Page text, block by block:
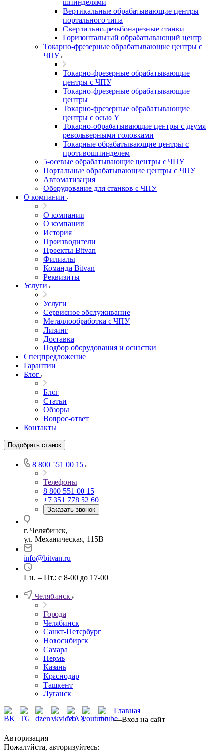
шпинделями
Вертикальные обрабатывающие центры
портального типа
Сверлильно-резьбонарезные станки
Горизонтальный обрабатывающий центр
Токарно-фрезерные обрабатывающие центры с
ЧПУ
Токарно-фрезерные обрабатывающие
центры с ЧПУ
Токарно-фрезерные обрабатывающие
центры
Токарно-фрезерные обрабатывающие
центры с осью Y
Токарно-обрабатывающие центры c двумя
револьверными головками
Токарные обрабатывающие центры с
противошпинделем
5-осевые обрабатывающие центры с ЧПУ
Портальные обрабатывающие центры с ЧПУ
Автоматизация
Оборудование для станков с ЧПУ
О компании
О компании
О компании
История
Производители
Проекты Bitvan
Филиалы
Команда Bitvan
Реквизиты
Услуги
Услуги
Сервисное обслуживание
Металлообработка с ЧПУ
Лизинг
Доставка
Подбор оборудования и оснастки
Спецпредложение
Гарантии
Блог
Блог
Статьи
Обзоры
Вопрос-ответ
Контакты
Подобрать станок
8 800 551 00 15
Телефоны
8 800 551 00 15
+7 351 778 52 60
Заказать звонок
г. Челябинск,
ул. Механическая, 115В
info@bitvan.ru
Пн. – Пт.: с 8-00 до 17-00
Челябинск
Города
Челябинск
Санкт-Петербург
Новосибирск
Самара
Пермь
Казань
Краснодар
Ташкент
Луганск
Главная
—Вход на сайт
Авторизация
Пожалуйста, авторизуйтесь: